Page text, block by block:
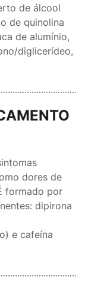
de álcool
de quinolina
de alumínio,
diglicerídeo,
dores de
formado por
dipirona
e cafeína